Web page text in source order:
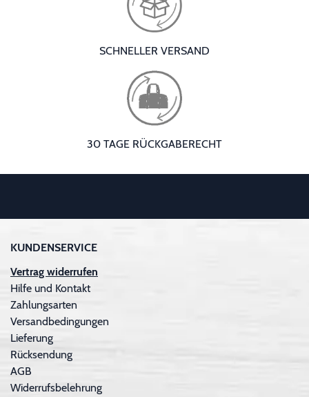
SCHNELLER VERSAND
30 TAGE RÜCKGABERECHT
KUNDENSERVICE
Vertrag widerrufen
Hilfe und Kontakt
Zahlungsarten
Versandbedingungen
Lieferung
Rücksendung
AGB
Widerrufsbelehrung